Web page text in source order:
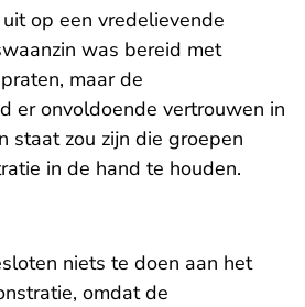
op een vredelievende
was bereid met
maar de
er onvoldoende vertrouwen in
staat zou zijn die groepen
in de hand te houden.
niets te doen aan het
omdat de